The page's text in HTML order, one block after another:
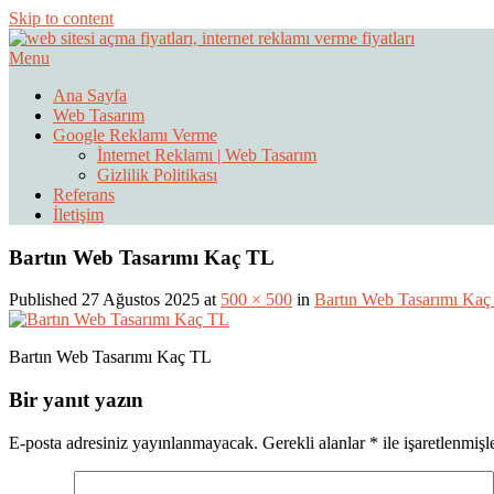
Skip to content
Web Sitesi Açma, İnternet Sitesi
Menu
Ana Sayfa
Web Tasarım
Google Reklamı Verme
İnternet Reklamı | Web Tasarım
Gizlilik Politikası
Referans
İletişim
Bartın Web Tasarımı Kaç TL
Published 27 Ağustos 2025 at 500 × 500 in Bartın Web Tasarımı
Bartın Web Tasarımı Kaç TL
Bir yanıt yazın
E-posta adresiniz yayınlanmayacak. Gerekli alanlar * ile